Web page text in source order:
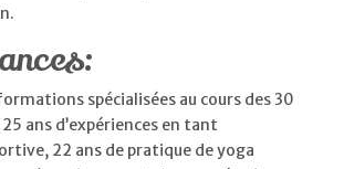
spécialisées au cours des 30
ans d’expériences en tant
22 ans de pratique de yoga